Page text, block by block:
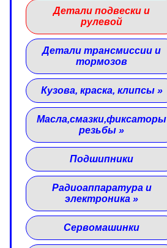
Детали подвески и
рулевой
Детали трансмиссии и
тормозов
Кузова, краска, клипсы»
Масла,смазки,фиксаторы
резьбы »
Подшипники
Радиоаппаратура и
электроника »
Сервомашинки